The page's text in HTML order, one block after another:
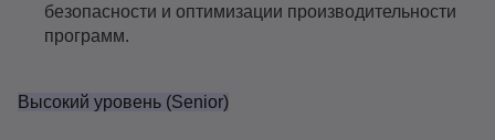
безопасности и оптимизации производительности
программ.
Высокий уровень (Senior)